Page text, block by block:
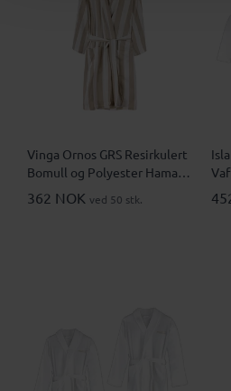
Vinga Ornos GRS Resirkulert
Bomull og Polyester Hamam
S/M Badekåpe
362 NOK ved 50 stk.